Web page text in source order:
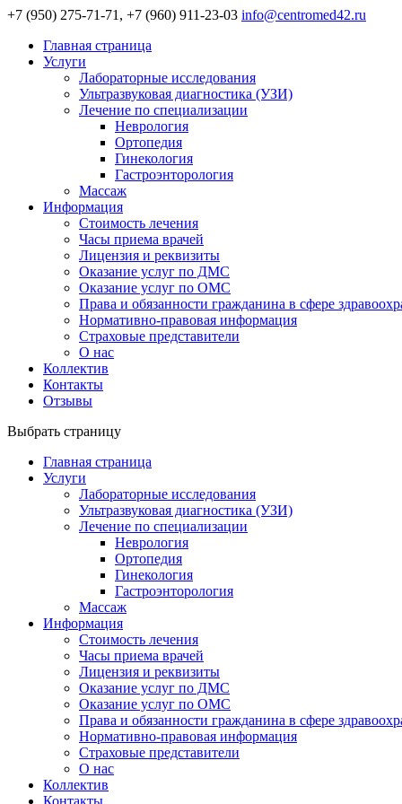
+7 (950) 275-71-71, +7 (960) 911-23-03 info@centromed42.ru
Главная страница
Услуги
Лабораторные исследования
Ультразвуковая диагностика (УЗИ)
Лечение по специализации
Неврология
Ортопедия
Гинекология
Гастроэнторология
Массаж
Информация
Стоимость лечения
Часы приема врачей
Лицензия и реквизиты
Оказание услуг по ДМС
Оказание услуг по ОМС
Права и обязанности гражданина в сфере
Нормативно-правовая информация
Страховые представители
О нас
Коллектив
Контакты
Отзывы
Выбрать страницу
Главная страница
Услуги
Лабораторные исследования
Ультразвуковая диагностика (УЗИ)
Лечение по специализации
Неврология
Ортопедия
Гинекология
Гастроэнторология
Массаж
Информация
Стоимость лечения
Часы приема врачей
Лицензия и реквизиты
Оказание услуг по ДМС
Оказание услуг по ОМС
Права и обязанности гражданина в сфере
Нормативно-правовая информация
Страховые представители
О нас
Коллектив
Контакты